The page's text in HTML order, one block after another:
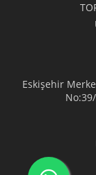
Eskişehir